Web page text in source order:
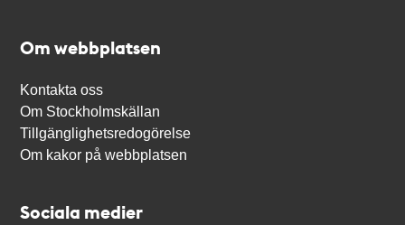
Om webbplatsen
Kontakta oss
Om Stockholmskällan
Tillgänglighetsredogörelse
Om kakor på webbplatsen
Sociala medier